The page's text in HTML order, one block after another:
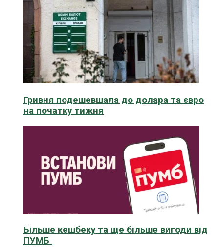
Гривня подешевшала до долара та євро
на початку тижня
Більше кешбеку та ще більше вигоди від
ПУМБ